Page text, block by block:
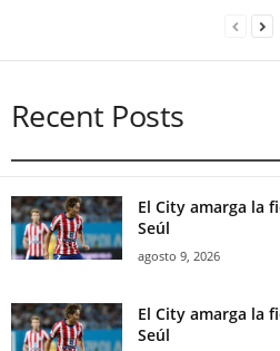
Recent Posts
El City amarga la
Seúl
agosto 9, 2026
El City amarga la
Seúl